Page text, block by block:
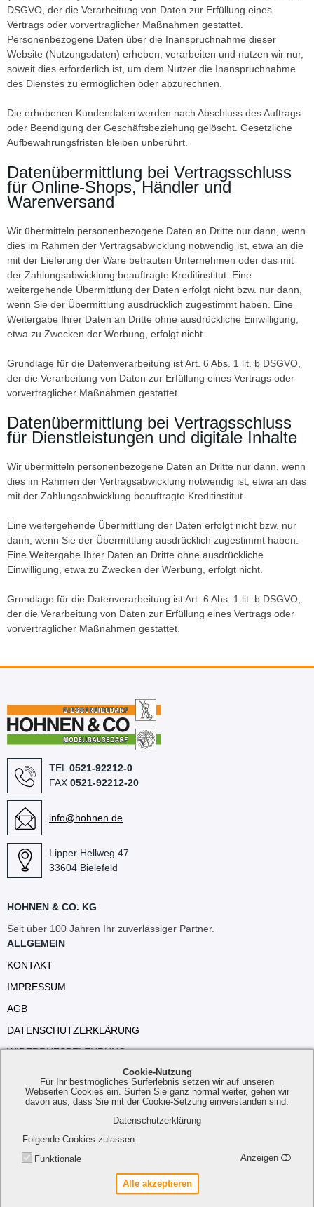
Cookie-Nutzung
Für Ihr bestmögliches Surferlebnis setzen wir auf unseren
Webseiten Cookies ein. Surfen Sie ganz normal weiter, gehen wir
davon aus, dass Sie mit der Cookie-Setzung einverstanden sind.
Datenschutzerklärung
Folgende Cookies zulassen
Funktionale Anzeigen
Alle akzeptieren
DSGVO, der die Verarbeitung von Daten zur Erfüllung eines
Vertrags oder vorvertraglicher Maßnahmen gestattet.
Personenbezogene Daten über die Inanspruchnahme dieser
Website (Nutzungsdaten) erheben, verarbeiten und nutzen wir nur,
soweit dies erforderlich ist, um dem Nutzer die Inanspruchnahme
des Dienstes zu ermöglichen oder abzurechnen.
Die erhobenen Kundendaten werden nach Abschluss des Auftrags
oder Beendigung der Geschäftsbeziehung gelöscht. Gesetzliche
Aufbewahrungsfristen bleiben unberührt.
Datenübermittlung bei Vertragsschluss
für Online-Shops, Händler und
Warenversand
Wir übermitteln personenbezogene Daten an Dritte nur dann, wenn
dies im Rahmen der Vertragsabwicklung notwendig ist, etwa an die
mit der Lieferung der Ware betrauten Unternehmen oder das mit
der Zahlungsabwicklung beauftragte Kreditinstitut. Eine
weitergehende Übermittlung der Daten erfolgt nicht bzw. nur dann,
wenn Sie der Übermittlung ausdrücklich zugestimmt haben. Eine
Weitergabe Ihrer Daten an Dritte ohne ausdrückliche Einwilligung,
etwa zu Zwecken der Werbung, erfolgt nicht.
Grundlage für die Datenverarbeitung ist Art. 6 Abs. 1 lit. b DSGVO,
der die Verarbeitung von Daten zur Erfüllung eines Vertrags oder
vorvertraglicher Maßnahmen gestattet.
Datenübermittlung bei Vertragsschluss
für Dienstleistungen und digitale Inhalte
Wir übermitteln personenbezogene Daten an Dritte nur dann, wenn
dies im Rahmen der Vertragsabwicklung notwendig ist, etwa an das
mit der Zahlungsabwicklung beauftragte Kreditinstitut.
Eine weitergehende Übermittlung der Daten erfolgt nicht bzw. nur
dann, wenn Sie der Übermittlung ausdrücklich zugestimmt haben.
Eine Weitergabe Ihrer Daten an Dritte ohne ausdrückliche
Einwilligung, etwa zu Zwecken der Werbung, erfolgt nicht.
Grundlage für die Datenverarbeitung ist Art. 6 Abs. 1 lit. b DSGVO,
der die Verarbeitung von Daten zur Erfüllung eines Vertrags oder
vorvertraglicher Maßnahmen gestattet.
TEL 0521-92212-0
FAX 0521-92212-20
info@hohnen.de
Lipper Hellweg 47
33604 Bielefeld
HOHNEN & CO. KG
Seit über 100 Jahren Ihr zuverlässiger Partner.
ALLGEMEIN
KONTAKT
IMPRESSUM
AGB
DATENSCHUTZERKLÄRUNG
WIDERRUFSBELEHRUNG